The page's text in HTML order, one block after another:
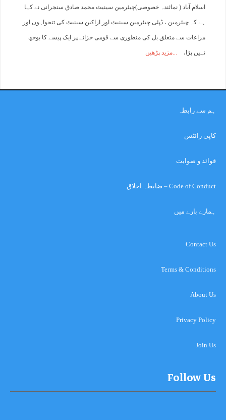
اسلام آباد ( نمائندہ خصوصی)چیئرمین سینیٹ محمد صادق سنجرانی نے کہا
ہے کہ چیئرمین ، ڈپٹی چیئرمین سینیٹ اور اراکین سینیٹ کی تنخواہوں اور
مراعات سے متعلق بل کی منظوری سے قومی خزانے پر ایک پیسے کا بوجھ
نہیں پڑا، مزید پڑھیں
ہم سے رابطہ
کاپی رائٹس
قوائد و ضوابت
Code of Conduct – ضابطہ اخلاق
ہمارے بارے میں
Contact Us
Terms & Conditions
About Us
Privacy Policy
Join Us
Follow Us